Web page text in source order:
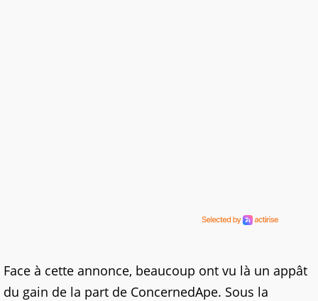
Face à cette annonce, beaucoup ont vu là un appât
du gain de la part de ConcernedApe. Sous la